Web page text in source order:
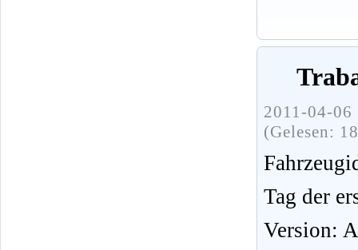
2011-04-
(Gelesen:
Tag der
Version: